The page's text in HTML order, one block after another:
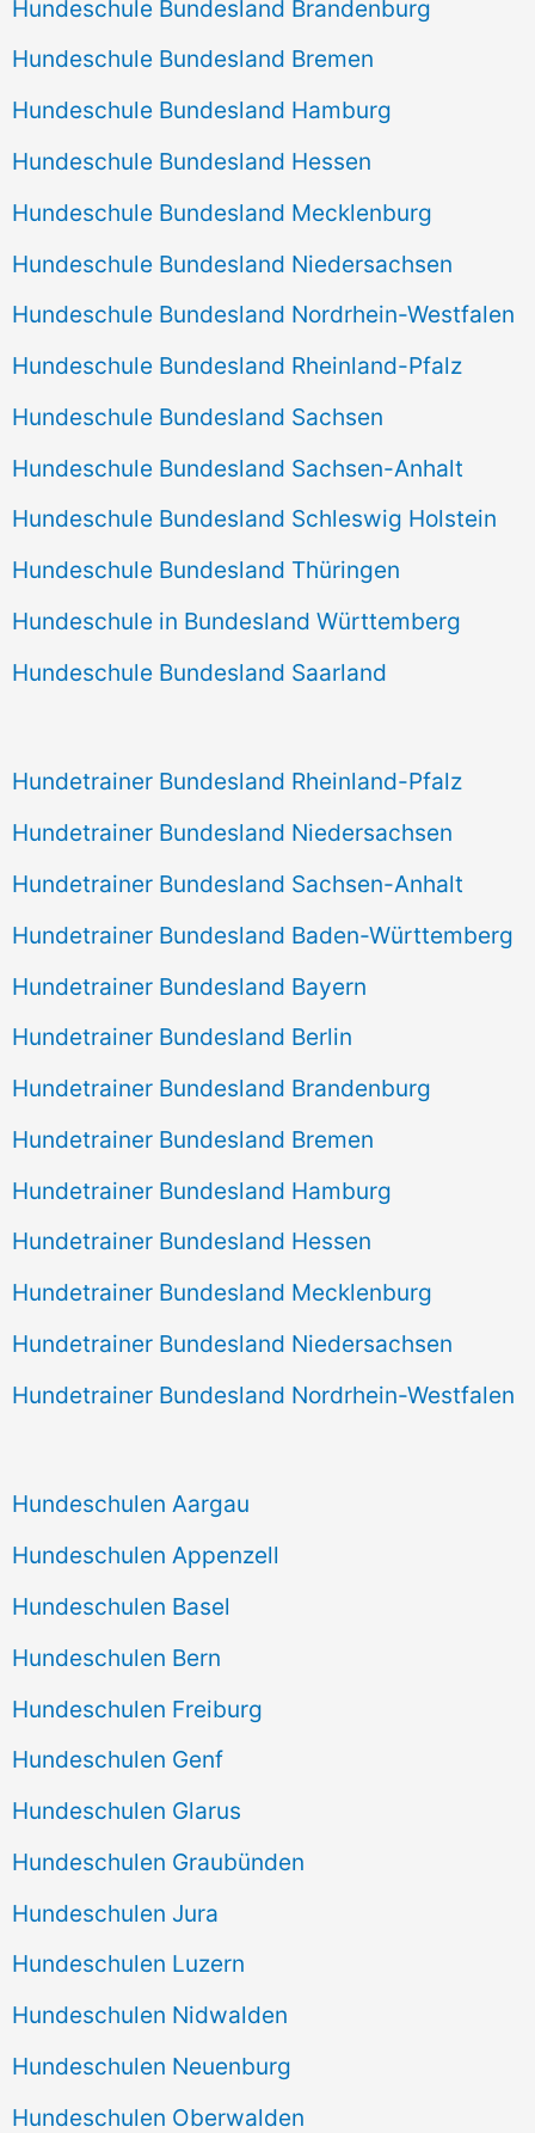
Hundeschule Bundesland Brandenburg
Hundeschule Bundesland Bremen
Hundeschule Bundesland Hamburg
Hundeschule Bundesland Hessen
Hundeschule Bundesland Mecklenburg
Hundeschule Bundesland Niedersachsen
Hundeschule Bundesland Nordrhein-Westfalen
Hundeschule Bundesland Rheinland-Pfalz
Hundeschule Bundesland Sachsen
Hundeschule Bundesland Sachsen-Anhalt
Hundeschule Bundesland Schleswig Holstein
Hundeschule Bundesland Thüringen
Hundeschule in Bundesland Württemberg
Hundeschule Bundesland Saarland
Hundetrainer Bundesland Rheinland-Pfalz
Hundetrainer Bundesland Niedersachsen
Hundetrainer Bundesland Sachsen-Anhalt
Hundetrainer Bundesland Baden-Württemberg
Hundetrainer Bundesland Bayern
Hundetrainer Bundesland Berlin
Hundetrainer Bundesland Brandenburg
Hundetrainer Bundesland Bremen
Hundetrainer Bundesland Hamburg
Hundetrainer Bundesland Hessen
Hundetrainer Bundesland Mecklenburg
Hundetrainer Bundesland Niedersachsen
Hundetrainer Bundesland Nordrhein-Westfalen
Hundeschulen Aargau
Hundeschulen Appenzell
Hundeschulen Basel
Hundeschulen Bern
Hundeschulen Freiburg
Hundeschulen Genf
Hundeschulen Glarus
Hundeschulen Graubünden
Hundeschulen Jura
Hundeschulen Luzern
Hundeschulen Nidwalden
Hundeschulen Neuenburg
Hundeschulen Oberwalden